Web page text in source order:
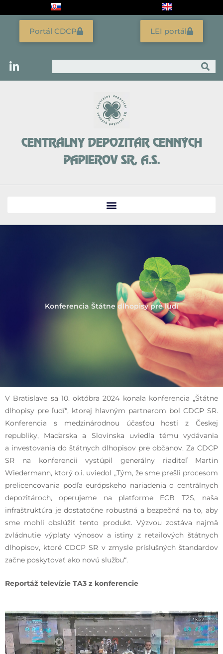
Vyhľadať
LEI portál
Portál CDCP
CENTRÁLNY DEPOZITÁR CENNÝCH
PAPIEROV SR, A.S.
Konferencia Štátne dlhopisy pre ľudí
V Bratislave sa 10. októbra 2024 konala konferencia „Štátne
dlhopisy pre ľudí“, ktorej hlavným partnerom bol CDCP SR.
Konferencia s medzinárodnou účasťou hostí z Českej
republiky, Maďarska a Slovinska uviedla tému vydávania
a investovania do štátnych dlhopisov pre občanov. Za CDCP
SR na konferencii vystúpil generálny riaditeľ Martin
Wiedermann, ktorý o.i. uviedol „Tým, že sme prešli procesom
prelicencovania podľa európskeho nariadenia o centrálnych
depozitároch, operujeme na platforme ECB T2S, naša
infraštruktúra je dostatočne robustná a bezpečná na to, aby
sme mohli obslúžiť tento produkt. Výzvou zostáva najmä
zvládnutie výplaty výnosov a istiny z retailových štátnych
dlhopisov, ktoré CDCP SR v zmysle príslušných štandardov
začne poskytovať ako novú službu“.
Reportáž televízie TA3 z konferencie